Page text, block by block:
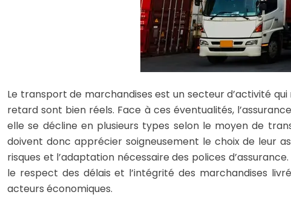
Le transport de marchandises est un secteur d’activité
retard sont bien réels. Face à ces éventualités,
elle se décline en plusieurs types selon le moyen de
doivent donc apprécier soigneusement le choix de leur
risques et l’adaptation nécessaire des polices
le respect des délais et l’intégrité des marchandises
acteurs économiques.